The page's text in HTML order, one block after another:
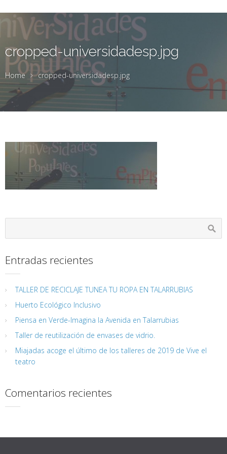
cropped-universidadesp.jpg
Home cropped-universidadesp.jpg
Entradas recientes
TALLER DE RECICLAJE TUNEA TU ROPA EN TALARRUBIAS
Huerto Ecológico Inclusivo
Piensa en Verde-Imagina la Avenida en Talarrubias
Taller de reutilización de envases de vidrio.
Miajadas acoge el último de los talleres de 2019 de Vive el
teatro
Comentarios recientes